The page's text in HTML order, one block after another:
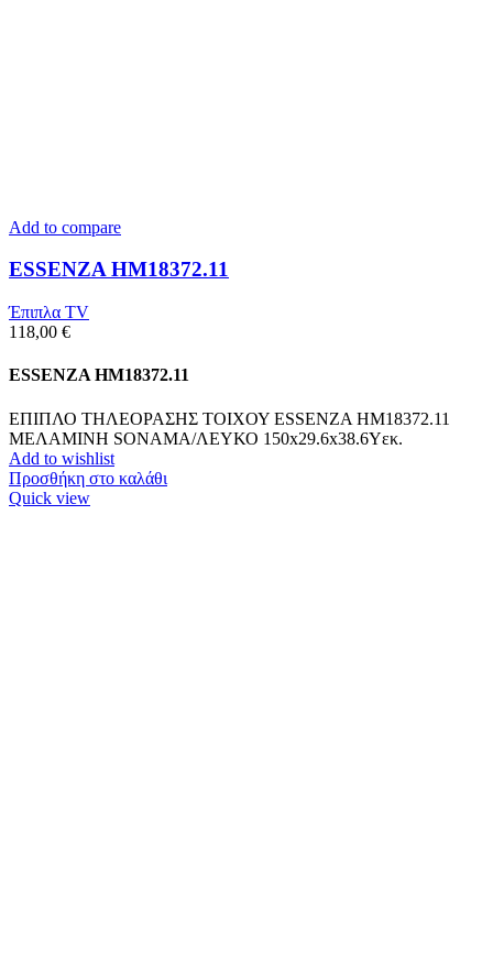
Add to compare
ESSENZA HM18372.11
Έπιπλα TV
118,00 €
ESSENZA HM18372.11
ΕΠΙΠΛΟ ΤΗΛΕΟΡΑΣΗΣ ΤΟΙΧΟΥ ESSENZA HM18372.11
ΜΕΛΑΜΙΝΗ SONAMA/ΛΕΥΚΟ 150x29.6x38.6Υεκ.
Add to wishlist
Προσθήκη στο καλάθι
Quick view